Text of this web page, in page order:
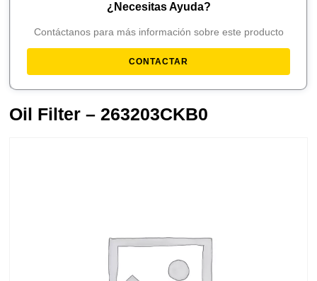
¿Necesitas Ayuda?
Contáctanos para más información sobre este producto
CONTACTAR
Oil Filter – 263203CKB0